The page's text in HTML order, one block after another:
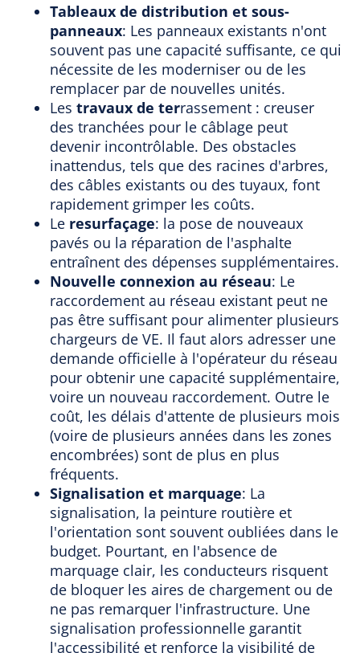
Tableaux de distribution et sous-
panneaux: Les panneaux existants n'ont
souvent pas une capacité suffisante, ce qui
nécessite de les moderniser ou de les
remplacer par de nouvelles unités.
Lestravaux de terrassement : creuser
des tranchées pour le câblage peut
devenir incontrôlable. Des obstacles
inattendus, tels que des racines d'arbres,
des câbles existants ou des tuyaux, font
rapidement grimper les coûts.
Le resurfaçage: la pose de nouveaux
pavés ou la réparation de l'asphalte
entraînent des dépenses supplémentaires.
Nouvelle connexion au réseau: Le
raccordement au réseau existant peut ne
pas être suffisant pour alimenter plusieurs
chargeurs de VE. Il faut alors adresser une
demande officielle à l'opérateur du réseau
pour obtenir une capacité supplémentaire,
voire un nouveau raccordement. Outre le
coût, les délais d'attente de plusieurs mois
(voire de plusieurs années dans les zones
encombrées) sont de plus en plus
fréquents.
Signalisation et marquage: La
signalisation, la peinture routière et
l'orientation sont souvent oubliées dans le
budget. Pourtant, en l'absence de
marquage clair, les conducteurs risquent
de bloquer les aires de chargement ou de
ne pas remarquer l'infrastructure. Une
signalisation professionnelle garantit
l'accessibilité et renforce la visibilité de